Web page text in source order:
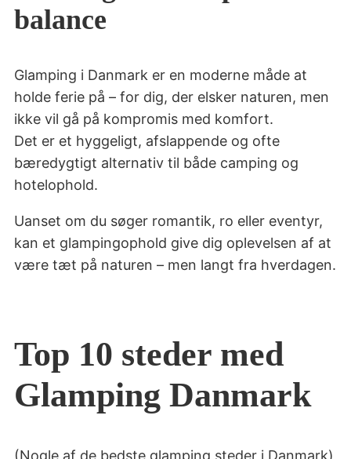
balance
Glamping i Danmark er en moderne måde at
holde ferie på – for dig, der elsker naturen, men
ikke vil gå på kompromis med komfort.
Det er et hyggeligt, afslappende og ofte
bæredygtigt alternativ til både camping og
hotelophold.
Uanset om du søger romantik, ro eller eventyr,
kan et glampingophold give dig oplevelsen af at
være tæt på naturen – men langt fra hverdagen.
Top 10 steder med
Glamping Danmark
(Nogle af de bedste glamping steder i Danmark)